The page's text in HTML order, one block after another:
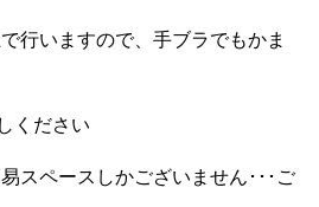
行いますので、手ブラでもかま
ください
スペースしかございません･･･ご